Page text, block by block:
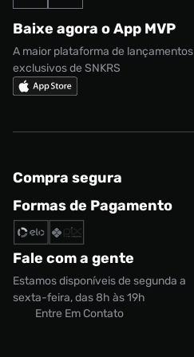
Acessórios
Marcas
adidas Adi2000
adidas Campus
adidas Gazelle
Nike Shox
Termos de uso
Política de privacidade
Regulamento CRM/ CASHBACK
Regulamento Cupom
Solicite seus dados
Baixe agora o App MVP
A maior plataforma de lançamentos
exclusivos de SNKRS
Compra segura
Formas de Pagamento
Fale com a gente
Estamos disponíveis de segunda a
sexta-feira, das 8h às 19h
Entre Em Contato